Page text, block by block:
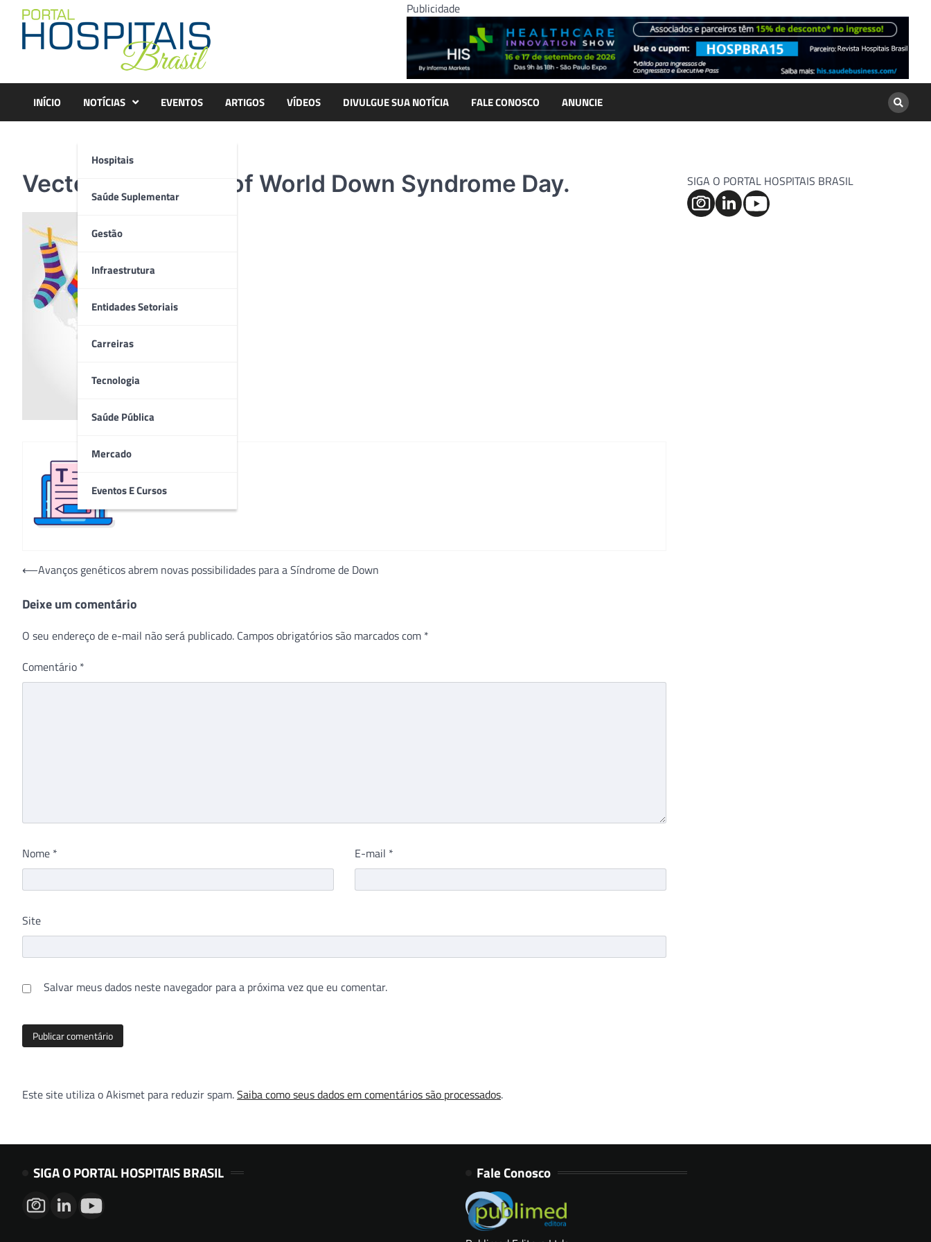
content
Publicidade
INÍCIO NOTÍCIAS
Hospitais
Saúde Suplementar
Gestão
Infraestrutura
Entidades Setoriais
Carreiras
Tecnologia
Saúde Pública
Mercado
Eventos E Cursos
EVENTOS ARTIGOS VÍDEOS DIVULGUE SUA NOTÍCIA FALE CONOSCO ANUNCIE
Vector Illustration of World Down Syndrome Day.
Redação
Navegação
Post
⟵Avanços genéticos abrem novas possibilidades para a Síndrome de Down
Deixe um comentário
O seu endereço de e-mail não será publicado. Campos obrigatórios são marcados com *
Comentário *
Nome * E-mail *
Site
Salvar meus dados neste navegador para a próxima vez que eu comentar.
Este site utiliza o Akismet para reduzir spam.Saiba como seus dados em comentários são processados.
SIGA O PORTAL HOSPITAIS BRASIL
SIGA O PORTAL HOSPITAIS BRASIL Fale Conosco